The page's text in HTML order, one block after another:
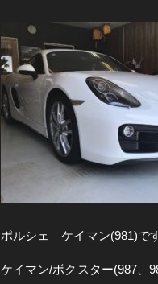
ポルシェ ケイマン(981)です
ケイマン/ボクスター(987、